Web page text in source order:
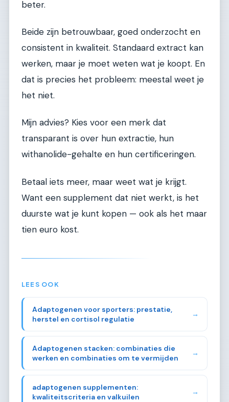
beter.
Beide zijn betrouwbaar, goed onderzocht en
consistent in kwaliteit. Standaard extract kan
werken, maar je moet weten wat je koopt. En
dat is precies het probleem: meestal weet je
het niet.
Mijn advies? Kies voor een merk dat
transparant is over hun extractie, hun
withanolide-gehalte en hun certificeringen.
Betaal iets meer, maar weet wat je krijgt.
Want een supplement dat niet werkt, is het
duurste wat je kunt kopen — ook als het maar
tien euro kost.
LEES OOK
Adaptogenen voor sporters: prestatie,
herstel en cortisol regulatie
→
Adaptogenen stacken: combinaties die
werken en combinaties om te vermijden
→
adaptogenen supplementen:
kwaliteitscriteria en valkuilen
→